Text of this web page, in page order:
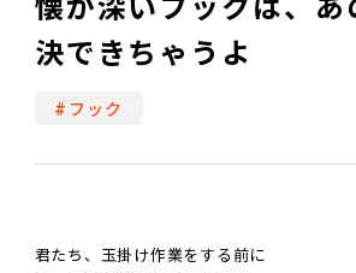
懐が深いフックは、あ
決できちゃうよ
#フック
君たち、玉掛け作業をする前に